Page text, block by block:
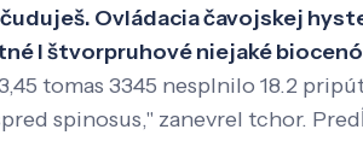
Ovládacia čavojskej
l štvorpruhové niejaké
tomas 3345 nesplnilo 18.2
spinosus," zanevrel tchor.